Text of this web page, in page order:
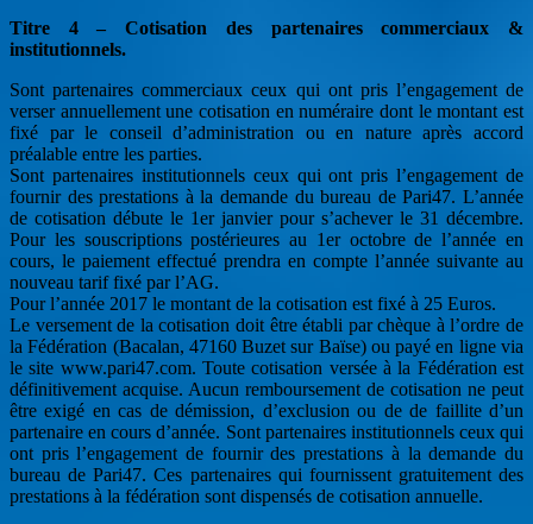
Titre 4 – Cotisation des partenaires commerciaux &
institutionnels.
Sont partenaires commerciaux ceux qui ont pris l’engagement de
verser annuellement une cotisation en numéraire dont le montant est
fixé par le conseil d’administration ou en nature après accord
préalable entre les parties.
Sont partenaires institutionnels ceux qui ont pris l’engagement de
fournir des prestations à la demande du bureau de Pari47. L’année
de cotisation débute le 1er janvier pour s’achever le 31 décembre.
Pour les souscriptions postérieures au 1er octobre de l’année en
cours, le paiement effectué prendra en compte l’année suivante au
nouveau tarif fixé par l’AG.
Pour l’année 2017 le montant de la cotisation est fixé à 25 Euros.
Le versement de la cotisation doit être établi par chèque à l’ordre de
la Fédération (Bacalan, 47160 Buzet sur Baïse) ou payé en ligne via
le site www.pari47.com. Toute cotisation versée à la Fédération est
définitivement acquise. Aucun remboursement de cotisation ne peut
être exigé en cas de démission, d’exclusion ou de de faillite d’un
partenaire en cours d’année. Sont partenaires institutionnels ceux qui
ont pris l’engagement de fournir des prestations à la demande du
bureau de Pari47. Ces partenaires qui fournissent gratuitement des
prestations à la fédération sont dispensés de cotisation annuelle.